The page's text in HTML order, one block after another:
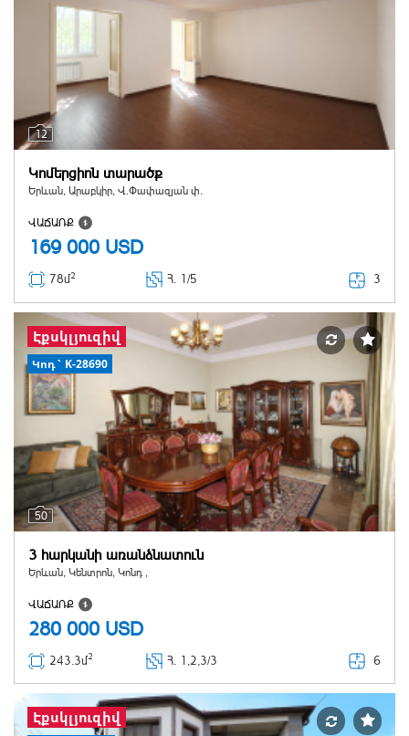
12
Կոմերցիոն տարածք
Երևան, Արաբկիր, Վ.Փափազյան փ.
ՎԱՃԱՌՔ
169 000 USD
78մ2 Հ. 1/5 3
50
Կոդ` K-28690
Էքսկլյուզիվ
3 հարկանի առանձնատուն
Երևան, Կենտրոն, Կոնդ ,
ՎԱՃԱՌՔ
280 000 USD
243.3մ2 Հ. 1,2,3/3 6
Էքսկլյուզիվ